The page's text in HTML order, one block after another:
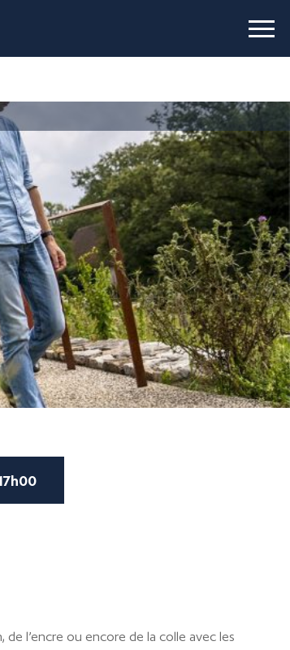
l’encre ou encore de la colle avec les